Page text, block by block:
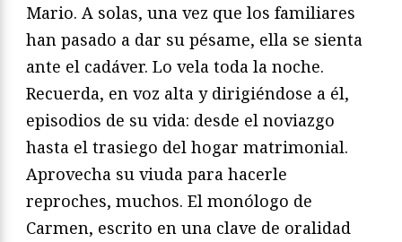
Mario. A solas, una vez que los familiares
han pasado a dar su pésame, ella se sienta
ante el cadáver. Lo vela toda la noche.
Recuerda, en voz alta y dirigiéndose a él,
episodios de su vida: desde el noviazgo
hasta el trasiego del hogar matrimonial.
Aprovecha su viuda para hacerle
reproches, muchos. El monólogo de
Carmen, escrito en una clave de oralidad